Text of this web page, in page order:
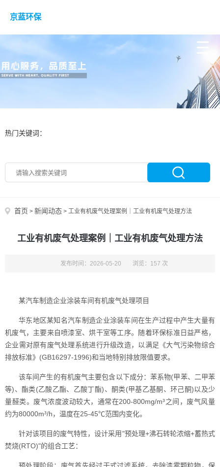
京蓝环保
热门关键词：
首页 > 新闻动态 > 工业有机废气处理案例｜工业有机废气处理方法
工业有机废气处理案例｜工业有机废气处理方法
发布时间：2026-05-20 浏览：157 次
某汽车制造企业涂装车间有机废气处理项目
华东地区某知名汽车制造企业涂装车间在生产过程中产生大量有
机废气，主要来自喷漆室、烘干室等工序。随着环保标准日益严格，
企业需对原有废气处理系统进行升级改造，以满足《大气污染物综合
排放标准》(GB16297-1996)和当地特别排放限值要求。
该车间产生的有机废气主要包含以下成分：苯系物(甲苯、二甲苯
等)、酯类(乙酸乙酯、乙酸丁酯)、酮类(甲基乙基酮、环己酮)以及少
量醛类。废气浓度波动较大，通常在200-800mg/m³之间，废气风量
约为80000m³/h，温度在25-45℃范围内变化。
针对该项目的废气特性，设计采用"预处理+沸石转轮浓缩+蓄热式
焚烧(RTO)"的组合工艺：